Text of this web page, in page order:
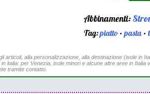
Abbinamenti:
Tag:piatto•pasta•
articoli, alla personalizzazione, alla destinazione (isole in
italia: per Venezia, isole minori e alcune altre aree in
tramite contatto.